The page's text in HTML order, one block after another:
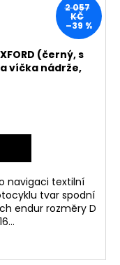
2 057
KČ
–39 %
(černý, s
víčka nádrže,
navigaci textilní
tvar spodní
endur rozměry D